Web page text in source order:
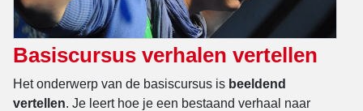
Basiscursus verhalen vertellen
Het onderwerp van de basiscursus is beeldend
vertellen. Je leert hoe je een bestaand verhaal naar